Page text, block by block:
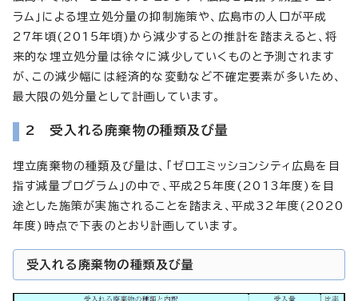
ラム」による埋立処分量の抑制施策や、広島市の人口が平成
27年頃(2015年頃)から減少するとの推計を踏まえると、将
来的な埋立処分量は徐々に減少していくものと予測されます
が、この減少幅には経済的な変動など不確定要素が多いため、
最大限の処分量として計画しています。
2 受入れる廃棄物の種類及び量
埋立廃棄物の種類及び量は、「ゼロエミッションシティ広島を目
指す減量プログラム」の中で、平成25年度(2013年度)を目
途とした施策が実施されることを踏まえ、平成32年度(2020
年度)時点で下表のとおり計画しています。
受入れる廃棄物の種類及び量